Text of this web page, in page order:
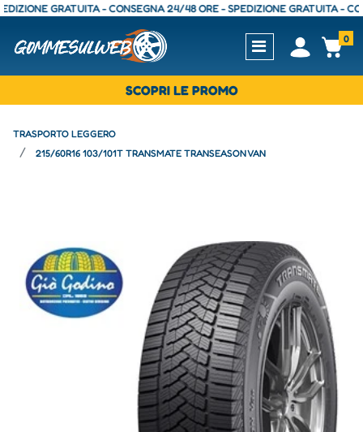
GRATUITA - CONSEGNA 24/48 ORE - SPEDIZIONE GRATUITA -
Open0
SCOPRI LE PROMO
TRASPORTO LEGGERO
215/60R16 103/101T TRANSMATE TRANSEASON VAN